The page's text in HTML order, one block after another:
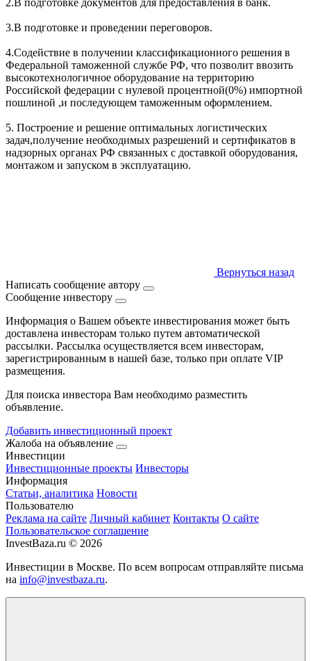
3.В подготовке и проведении переговоров.
4.Содействие в получении классификационного решения в
Федеральной таможенной службе РФ, что позволит ввозить
высокотехнологичное оборудование на территорию
Российской федерации с нулевой процентной(0%) импортной
пошлиной ,и последующем таможенным оформлением.
5. Построение и решение оптимальных логистических
задач,получение необходимых разрешений и сертификатов в
надзорных органах РФ связанных с доставкой оборудования,
монтажом и запуском в эксплуатацию.
Вернуться назад
Написать сообщение автору
Сообщение инвестору
Информация о Вашем объекте инвестирования может быть
доставлена инвесторам только путем автоматической
рассылки. Рассылка осуществляется всем инвесторам,
зарегистрированным в нашей базе, только при оплате VIP
размещения.
Для поиска инвестора Вам необходимо разместить
объявление.
Добавить инвестиционный проект
Жалоба на объявление
Инвестиции
Инвестиционные проекты Инвесторы
Информация
Статьи, аналитика Новости
Пользователю
Реклама на сайте Личный кабинет Контакты О сайте
Пользовательское соглашение
InvestBaza.ru © 2026
Инвестиции в Москве. По всем вопросам отправляйте письма
на info@investbaza.ru.